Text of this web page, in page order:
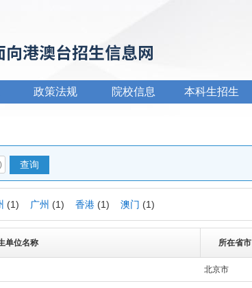
政策法规 院校信息 本科生招生
(1) 广州 (1) 香港 (1) 澳门 (1)
单位名称 所在省市
北京市